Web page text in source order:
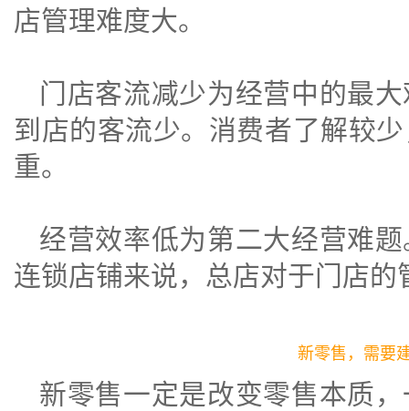
店管理难度大。
门店客流减少为经营中的最
到店的客流少。消费者了解较
重。
经营效率低为第二大经营难题
连锁店铺来说，总店对于门店的
新零售，需要
新零售一定是改变零售本质